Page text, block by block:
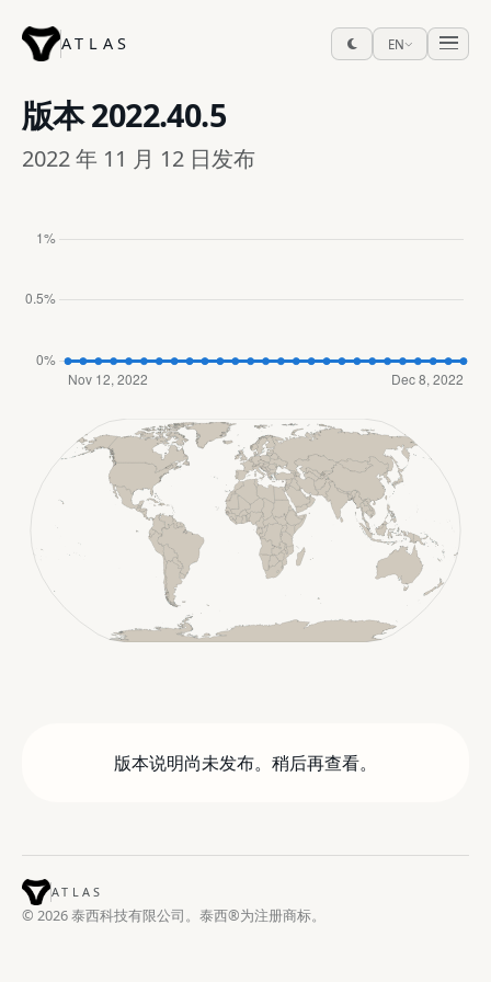
ATLAS EN
版本2022.40.5
2022 年 11 月 12 日发布
版本说明尚未发布。稍后再查看。
ATLAS
© 2026 泰西科技有限公司。泰西®为注册商标。